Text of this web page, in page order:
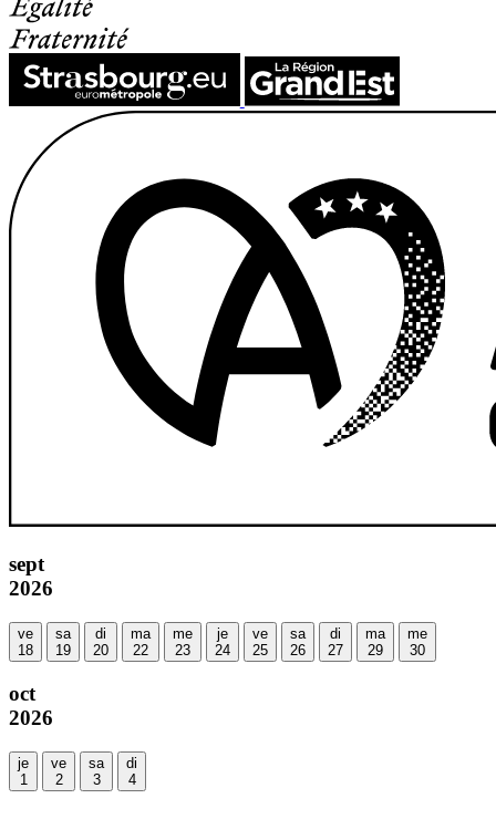
sept
2026
ve
18
sa
19
di
20
ma
22
me
23
je
24
ve
25
sa
26
di
27
ma
29
me
30
oct
2026
je
1
ve
2
sa
3
di
4